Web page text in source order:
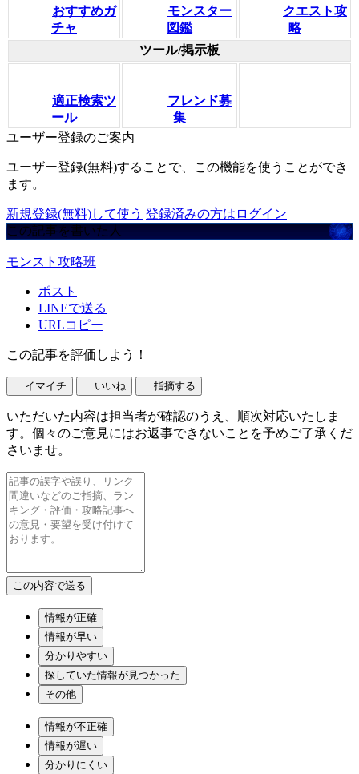
おすすめガ
チャ
モンスター
図鑑
クエスト攻
略
ツール/掲示板
適正検索ツ
ール
フレンド募
集
ユーザー登録のご案内
ユーザー登録(無料)することで、この機能を使うことができ
ます。
新規登録(無料)して使う 登録済みの方はログイン
この記事を書いた人
モンスト攻略班
ポスト
LINEで送る
URLコピー
この記事を評価しよう！
イマイチ いいね 指摘する
いただいた内容は担当者が確認のうえ、順次対応いたしま
す。個々のご意見にはお返事できないことを予めご了承くだ
さいませ。
情報が正確
情報が早い
分かりやすい
探していた情報が見つかった
その他
情報が不正確
情報が遅い
分かりにくい